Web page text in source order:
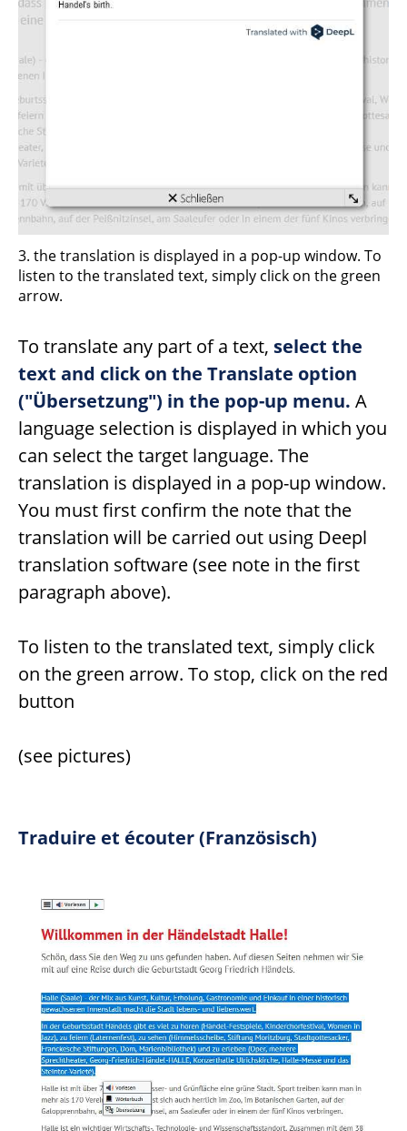
3. the translation is displayed in a pop-up window. To
listen to the translated text, simply click on the green
arrow.
To translate any part of a text, select the
text and click on the Translate option
("Übersetzung") in the pop-up menu. A
language selection is displayed in which you
can select the target language. The
translation is displayed in a pop-up window.
You must first confirm the note that the
translation will be carried out using Deepl
translation software (see note in the first
paragraph above).
To listen to the translated text, simply click
on the green arrow. To stop, click on the red
button
(see pictures)
Traduire et écouter (Französisch)